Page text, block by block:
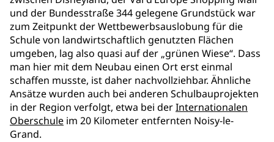
und der Bundesstraße 344 gelegene Grundstück war
zum Zeitpunkt der Wettbewerbsauslobung für die
Schule von landwirtschaftlich genutzten Flächen
umgeben, lag also quasi auf der „grünen Wiese“. Dass
man hier mit dem Neubau einen Ort erst einmal
schaffen musste, ist daher nachvollziehbar. Ähnliche
Ansätze wurden auch bei anderen Schulbauprojekten
in der Region verfolgt, etwa bei derInternationalen
Oberschule im 20 Kilometer entfernten Noisy-le-
Grand.